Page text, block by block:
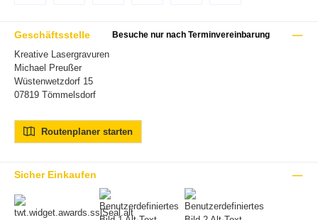
Geschäftsstelle Besuche nur nach Terminvereinbarung
Kreative Lasergravuren
Michael Preußer
Wüstenwetzdorf 15
07819 Tömmelsdorf
Routenplaner starten
Sicher Einkaufen